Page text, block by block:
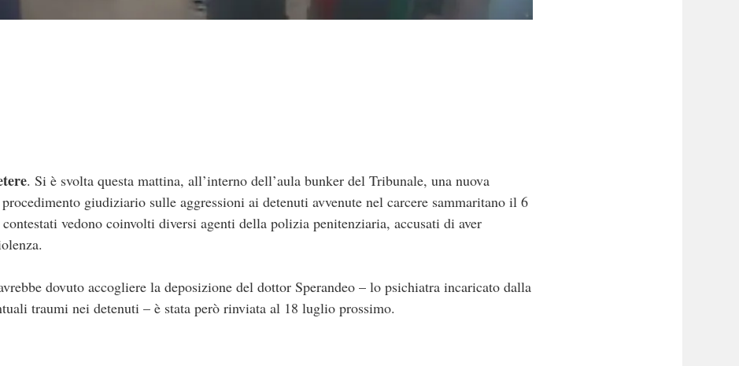
. Si è svolta questa mattina, all’interno dell’aula bunker del Tribunale, una nuova
giudiziario sulle aggressioni ai detenuti avvenute nel carcere sammaritano il 6
vedono coinvolti diversi agenti della polizia penitenziaria, accusati di aver
dovuto accogliere la deposizione del dottor Sperandeo – lo psichiatra incaricato dalla
traumi nei detenuti – è stata però rinviata al 18 luglio prossimo.